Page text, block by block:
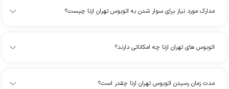
مدارک مورد نیاز برای سوار شدن به اتوبوس تهران ازنا چیست؟
اتوبوس های تهران ازنا چه امکاناتی دارند؟
مدت زمان رسیدن اتوبوس تهران ازنا چقدر است؟